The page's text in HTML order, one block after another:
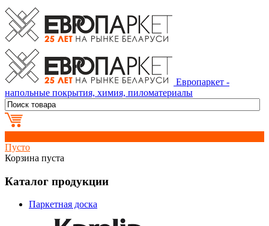
Европаркет -
напольные покрытия, химия, пиломатериалы
Пусто
Корзина пуста
Каталог продукции
Паркетная доска